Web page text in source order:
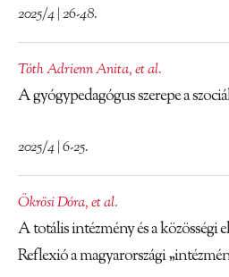
2025/4 | 26-48.
Tóth Adrienn Anita,et al.
A gyógypedagógus szerepe a
2025/4 | 6-25.
Ökrösi Dóra,et al.
A totális intézmény és a közösségi
Reflexió a magyarországi